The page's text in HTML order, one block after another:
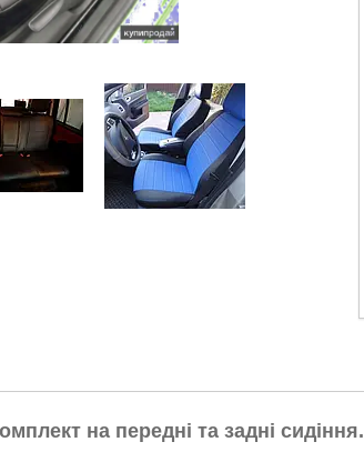
на передні та задні сидіння.